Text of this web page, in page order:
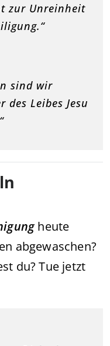
zur Unreinheit
sind wir
Leibes Jesu
heute
abgewaschen?
du? Tue jetzt